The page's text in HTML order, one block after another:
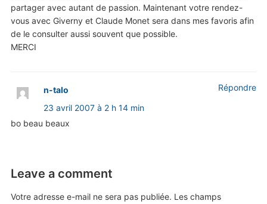
partager avec autant de passion. Maintenant votre rendez-
vous avec Giverny et Claude Monet sera dans mes favoris afin
de le consulter aussi souvent que possible.
MERCI
n-talo
23 avril 2007 à 2 h 14 min
bo beau beaux
Répondre
Leave a comment
Votre adresse e-mail ne sera pas publiée. Les champs